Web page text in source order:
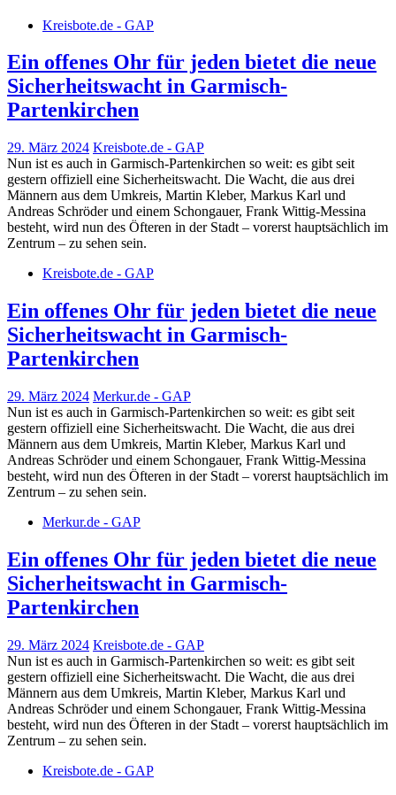
Kreisbote.de - GAP
Ein offenes Ohr für jeden bietet die neue
Sicherheitswacht in Garmisch-
Partenkirchen
29. März 2024 Kreisbote.de - GAP
Nun ist es auch in Garmisch-Partenkirchen so weit: es gibt seit
gestern offiziell eine Sicherheitswacht. Die Wacht, die aus drei
Männern aus dem Umkreis, Martin Kleber, Markus Karl und
Andreas Schröder und einem Schongauer, Frank Wittig-Messina
besteht, wird nun des Öfteren in der Stadt – vorerst hauptsächlich im
Zentrum – zu sehen sein.
Kreisbote.de - GAP
Ein offenes Ohr für jeden bietet die neue
Sicherheitswacht in Garmisch-
Partenkirchen
29. März 2024 Merkur.de - GAP
Nun ist es auch in Garmisch-Partenkirchen so weit: es gibt seit
gestern offiziell eine Sicherheitswacht. Die Wacht, die aus drei
Männern aus dem Umkreis, Martin Kleber, Markus Karl und
Andreas Schröder und einem Schongauer, Frank Wittig-Messina
besteht, wird nun des Öfteren in der Stadt – vorerst hauptsächlich im
Zentrum – zu sehen sein.
Merkur.de - GAP
Ein offenes Ohr für jeden bietet die neue
Sicherheitswacht in Garmisch-
Partenkirchen
29. März 2024 Kreisbote.de - GAP
Nun ist es auch in Garmisch-Partenkirchen so weit: es gibt seit
gestern offiziell eine Sicherheitswacht. Die Wacht, die aus drei
Männern aus dem Umkreis, Martin Kleber, Markus Karl und
Andreas Schröder und einem Schongauer, Frank Wittig-Messina
besteht, wird nun des Öfteren in der Stadt – vorerst hauptsächlich im
Zentrum – zu sehen sein.
Kreisbote.de - GAP